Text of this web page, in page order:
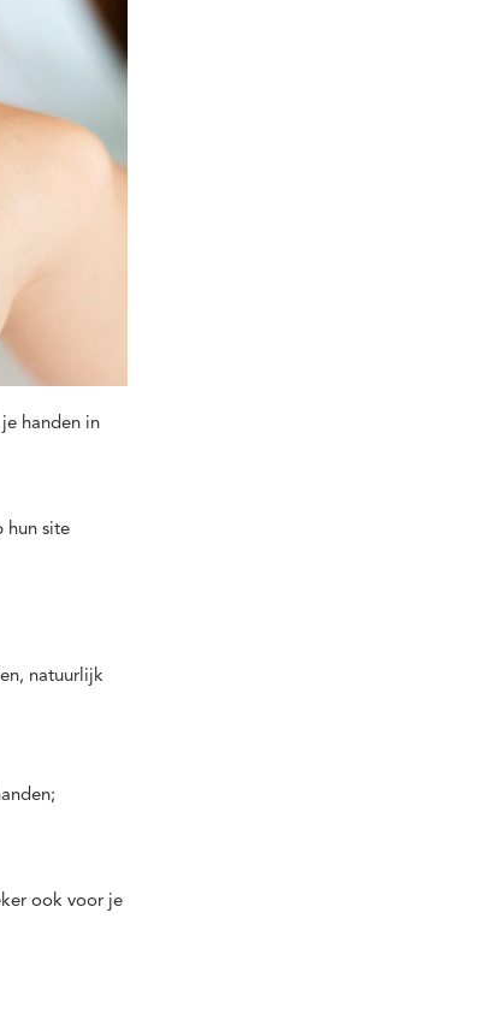
handen in
hun site
natuurlijk
ook voor je